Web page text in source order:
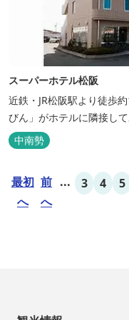
スーパーホテル松阪
近鉄・JR松阪駅より徒歩
びん」がホテルに隣接して
中南勢
最初
へ
前
へ
... 3 4 5